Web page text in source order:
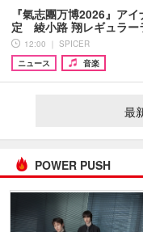
『氣志團万博2026』ア
定 綾小路 翔レギュラー
12:00 ｜ SPICER
ニュース
音楽
最
POWER PUSH